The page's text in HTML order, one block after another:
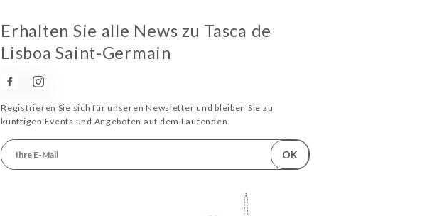
Erhalten Sie alle News zu Tasca de
Lisboa Saint-Germain
Registrieren Sie sich für unseren Newsletter und bleiben Sie zu
künftigen Events und Angeboten auf dem Laufenden.
OK